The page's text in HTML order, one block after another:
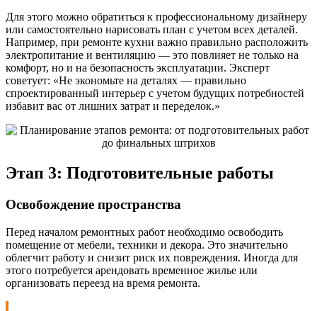
Для этого можно обратиться к профессиональному дизайнеру
или самостоятельно нарисовать план с учетом всех деталей.
Например, при ремонте кухни важно правильно расположить
электропитание и вентиляцию — это повлияет не только на
комфорт, но и на безопасность эксплуатации. Эксперт
советует: «Не экономьте на деталях — правильно
спроектированный интерьер с учетом будущих потребностей
избавит вас от лишних затрат и переделок.»
Этап 3: Подготовительные работы
Освобождение пространства
Перед началом ремонтных работ необходимо освободить
помещение от мебели, техники и декора. Это значительно
облегчит работу и снизит риск их повреждения. Иногда для
этого потребуется арендовать временное жилье или
организовать переезд на время ремонта.